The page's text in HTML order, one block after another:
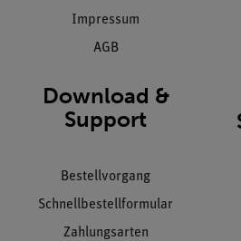
Impressum
AGB
Download &
Support
Bestellvorgang
Schnellbestellformular
Zahlungsarten